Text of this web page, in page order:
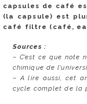
capsules de café
(la capsule) est
café filtre (café,
Sources :
– C’est ce que note
chimique de
– A lire aussi, cet
cycle complet de